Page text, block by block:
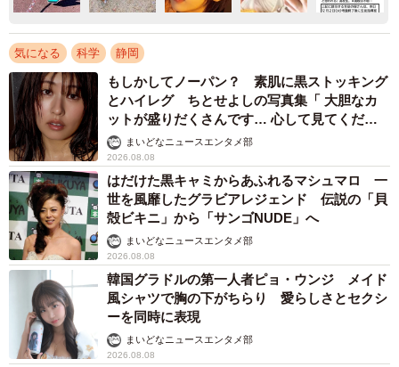
気になる 科学 静岡
もしかしてノーパン？ 素肌に黒ストッキング
とハイレグ ちとせよしの写真集「 大胆なカ
ットが盛りだくさんです… 心して見てくださ
い」まいどなニュースエンタメ部
2026.08.08
はだけた黒キャミからあふれるマシュマロ 一
世を風靡したグラビアレジェンド 伝説の「貝
殻ビキニ」から「サンゴNUDE」へ
まいどなニュースエンタメ部
2026.08.08
韓国グラドルの第一人者ピョ・ウンジ メイド
風シャツで胸の下がちらり 愛らしさとセクシ
ーを同時に表現
まいどなニュースエンタメ部
2026.08.08